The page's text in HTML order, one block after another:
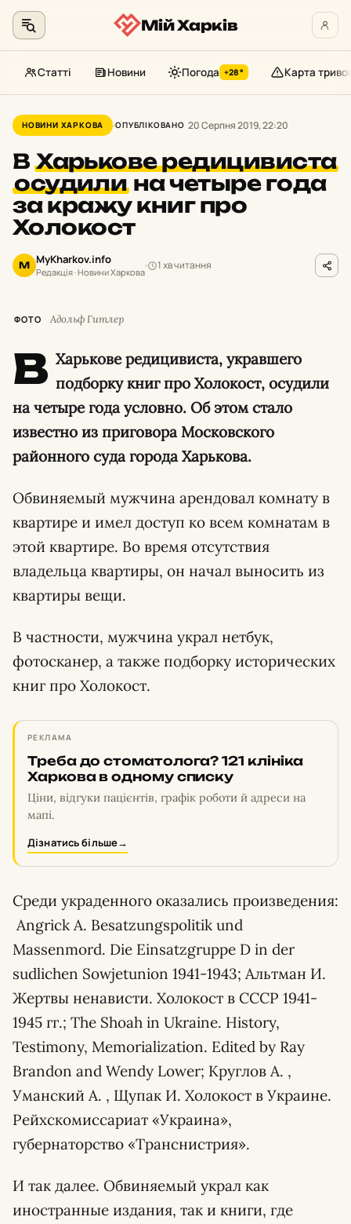
до
контенту
Мій Харків
Статті Новини Погода +28° Карта
НОВИНИ ХАРКОВА ОПУБЛІКОВАНО 20 Серпня 2019, 22:20
В Харькове редицивиста
осудилина четыре года
за кражу книг про
Холокост
M MyKharkov.info
Редакція · Новини Харкова
1 хв читання
ФОТО Адольф Гитлер
В Харькове редицивиста, укравшего
подборку книг про Холокост, осудили
на четыре года условно. Об этом стало
известно из приговора Московского
районного суда города Харькова.
Обвиняемый мужчина арендовал комнату в
квартире и имел доступ ко всем комнатам в
этой квартире. Во время отсутствия
владельца квартиры, он начал выносить из
квартиры вещи.
В частности, мужчина украл нетбук,
фотосканер, а также подборку исторических
книг про Холокост.
РЕКЛАМА
Треба до стоматолога? 121 клініка
Харкова в одному списку
Ціни, відгуки пацієнтів, графік роботи й адреси на
мапі.
Дізнатись більше→
Среди украденного оказались произведения:
Angrick A. Besatzungspolitik und
Massenmord. Die Einsatzgruppe D in der
sudlichen Sowjetunion 1941-1943; Альтман И.
Жертвы ненависти. Холокост в СССР 1941-
1945 гг.; The Shoah in Ukraine. History,
Testimony, Мemorialization. Edited by Ray
Brandon and Wendy Lower; Круглов А. ,
Уманский А. , Щупак И. Холокост в Украине.
Рейхскомиссариат «Украина»,
губернаторство «Транснистрия».
И так далее. Обвиняемый украл как
иностранные издания, так и книги, где